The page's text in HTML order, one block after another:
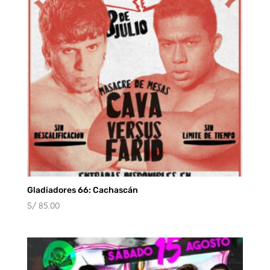
S/ 80.00
Gladiadores 66: Cachascán
S/85.00